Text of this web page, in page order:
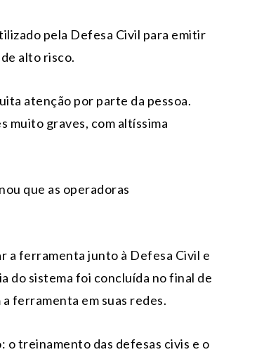
pela Defesa Civil para emitir
alto risco.
atenção por parte da pessoa.
muito graves, com altíssima
que as operadoras
a ferramenta junto à Defesa Civil e
do sistema foi concluída no final de
ferramenta em suas redes.
o treinamento das defesas civis e o